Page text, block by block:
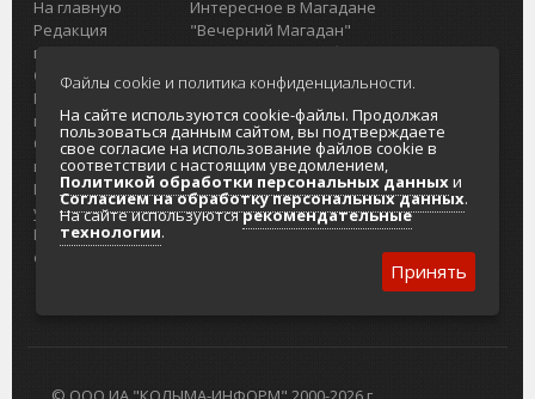
На главную
Редакция
портала
О проекте
Реклама на
портале
Отзывы и
предложения
Интернет-
услуги
Разработка
сайтов
Интересное в Магадане
"Вечерний Магадан"
Городская доска объявлений
Реклама
Главный туристический портал
Колымы
Политика в отношении обработки
персональных данных
Согласие на обработку персональных
данных
Файлы cookie и политика конфиденциальности.
На сайте используются cookie-файлы. Продолжая
пользоваться данным сайтом, вы подтверждаете
свое согласие на использование файлов cookie в
соответствии с настоящим уведомлением,
Политикой обработки персональных данныхи
Согласием на обработку персональных данных.
На сайте используютсярекомендательные
технологии.
Принять